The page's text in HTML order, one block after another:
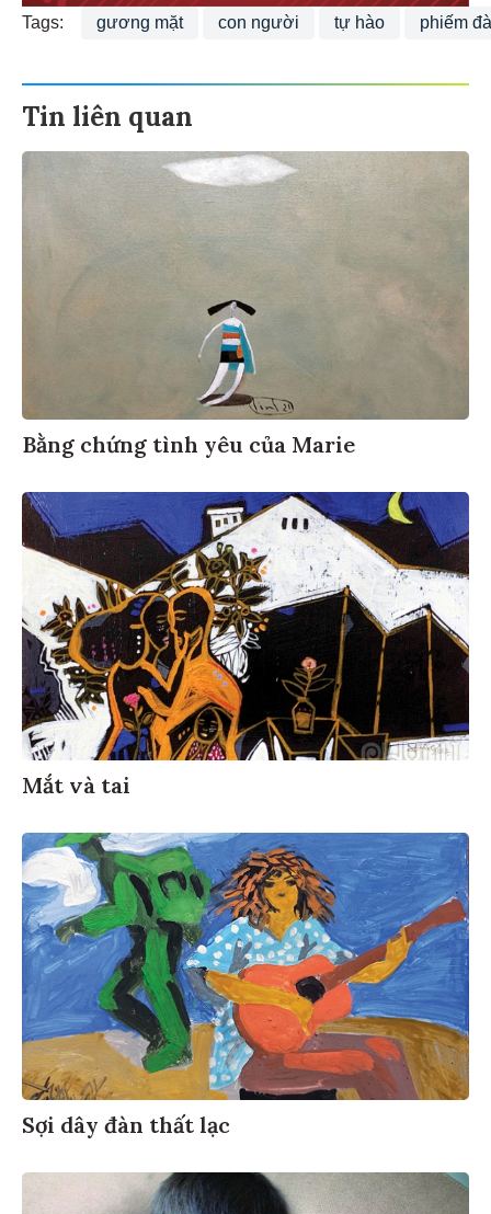
Tags: gương mặt con người tự hào phiếm
Tin liên quan
Bằng chứng tình yêu của Marie
Mắt và tai
Sợi dây đàn thất lạc